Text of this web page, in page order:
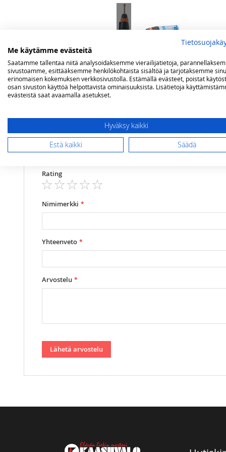
Lisätietoja
Lisätietoja
Paino (kg) 0,1 kg
Arvostelut
Olet arvostelemassa:
Campingaz Spotflame liekitin
Rating
star
stars
stars
stars
stars
Nimimerkki
Yhteenveto
Arvostelu
Lähetä arvostelu
Me käytämme evästeitä
Saatamme tallentaa niitä analysoidaksemme vierailijatietoja,
sivustoamme, esittääksemme henkilökohtaista sisältöä ja tarjotaksemme
erinomaisen kokemuksen verkkosivustolla. Estämällä evästeet, poistat
osan sivuston käyttöä helpottavista ominaisuuksista. Lisätietoja
evästeistä saat avaamalla asetukset.
Hyväksy kaikki
Estä kaikki Säädä